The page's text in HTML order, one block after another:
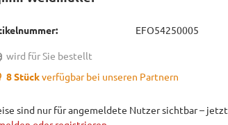
EFO54250005
wird für Sie bestellt
8 Stückverfügbar bei unseren Partnern
sind nur für angemeldete Nutzer sichtbar – jetzt